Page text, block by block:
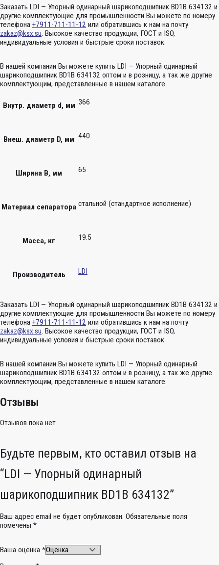
Заказать LDI — Упорный одинарный шарикоподшипник BD1B 634132 и
другие комплектующие для промышленности Вы можете по номеру
телефона +7911-711-11-12 или обратившись к нам на почту
zakaz@ksx.su. Высокое качество продукции, ГОСТ и ISO,
индивидуальные условия и быстрые сроки поставок.
В нашей компании Вы можете купить LDI — Упорный одинарный
шарикоподшипник BD1B 634132 оптом и в розницу, а так же другие
комплектующим, представленные в нашем каталоге.
Внутр. диаметр d, мм 366
Внеш. диаметр D, мм 440
Ширина B, мм 65
Материал сепаратора стальной (стандартное исполнение)
Масса, кг 19.5
Производитель LDI
Заказать LDI — Упорный одинарный шарикоподшипник BD1B 634132 и
другие комплектующие для промышленности Вы можете по номеру
телефона +7911-711-11-12 или обратившись к нам на почту
zakaz@ksx.su. Высокое качество продукции, ГОСТ и ISO,
индивидуальные условия и быстрые сроки поставок.
В нашей компании Вы можете купить LDI — Упорный одинарный
шарикоподшипник BD1B 634132 оптом и в розницу, а так же другие
комплектующим, представленные в нашем каталоге.
Отзывы
Отзывов пока нет.
Будьте первым, кто оставил отзыв на
“LDI — Упорный одинарный
шарикоподшипник BD1B 634132”
Ваш адрес email не будет опубликован. Обязательные поля
помечены *
Ваша оценка *